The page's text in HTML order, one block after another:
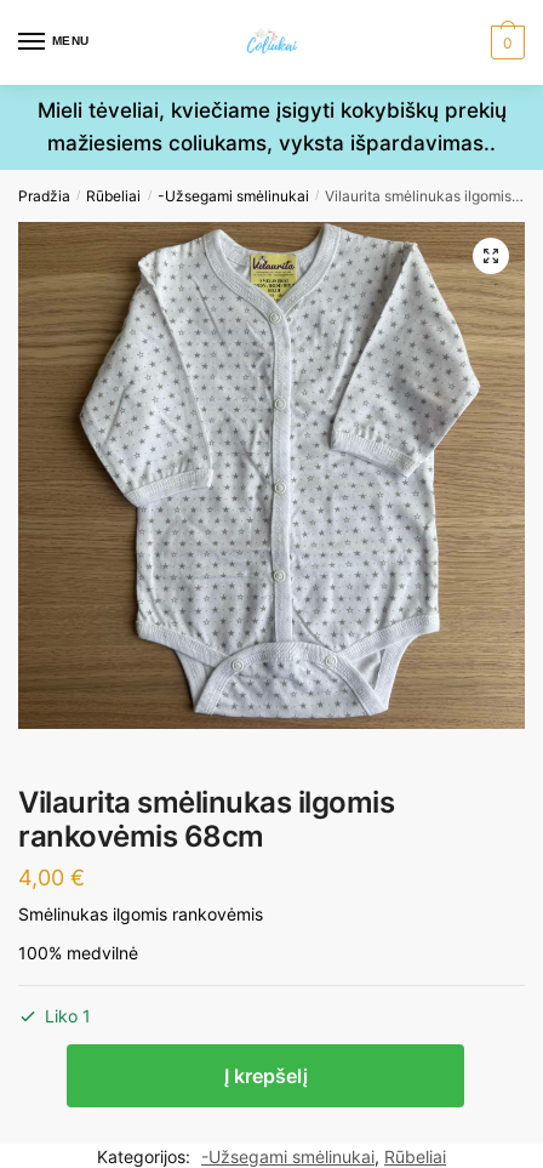
MENU 0
Mieli tėveliai, kviečiame įsigyti kokybiškų prekių
mažiesiems coliukams, vyksta išpardavimas..
Pradžia / Rūbeliai / -Užsegami smėlinukai / Vilaurita smėlinukas ilgomis rankovėmis 68cm
Vilaurita smėlinukas ilgomis
rankovėmis 68cm
4,00 €
Smėlinukas ilgomis rankovėmis
100% medvilnė
Liko 1
Vilaurita
Į krepšelį
Kategorijos: -Užsegami smėlinukai, Rūbeliai